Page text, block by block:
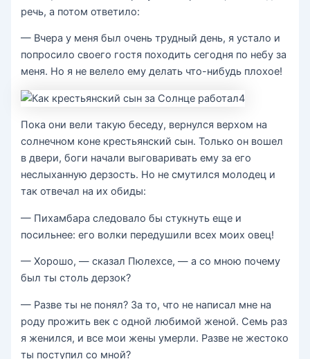
речь, а потом ответило:
— Вчера у меня был очень трудный день, я устало и
попросило своего гостя походить сегодня по небу за
меня. Но я не велело ему делать что-нибудь плохое!
Пока они вели такую беседу, вернулся верхом на
солнечном коне крестьянский сын. Только он вошел
в двери, боги начали выговаривать ему за его
неслыханную дерзость. Но не смутился молодец и
так отвечал на их обиды:
— Пихамбара следовало бы стукнуть еще и
посильнее: его волки передушили всех моих овец!
— Хорошо, — сказал Пюлехсе, — а со мною почему
был ты столь дерзок?
— Разве ты не понял? За то, что не написал мне на
роду прожить век с одной любимой женой. Семь раз
я женился, и все мои жены умерли. Разве не жестоко
ты поступил со мной?